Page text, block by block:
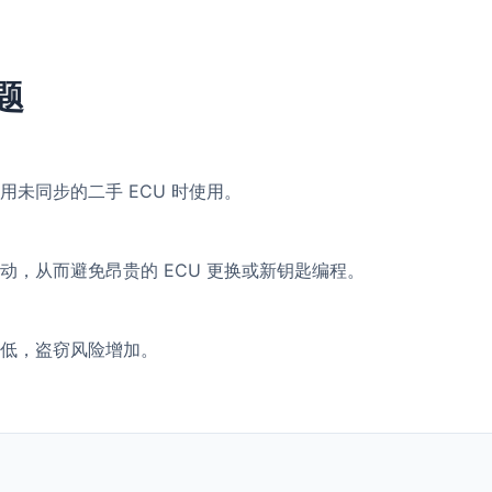
未同步的二手 ECU 时使用。
，从而避免昂贵的 ECU 更换或新钥匙编程。
，盗窃风险增加。